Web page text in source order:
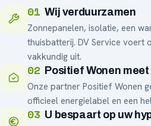
01 Wij verduurzamen
Zonnepanelen, isolatie, een
thuisbatterij. DV Service voert
vakkundig uit.
02 Positief Wonen
Onze partner Positief Wonen
officieel energielabel en een
03 U bespaart op uw